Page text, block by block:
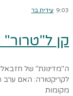
9:03 עידית בר
קן ל"טרור"
ה"מדינונת" של
לקריקטורה: האם ערב
מקומות